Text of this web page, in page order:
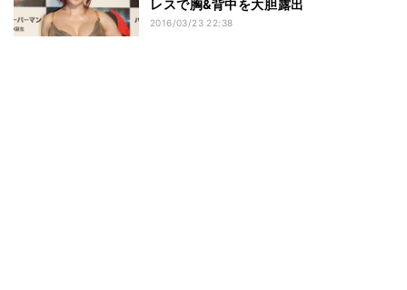
レスで胸&背中を大胆露出
2016/03/23 22:38